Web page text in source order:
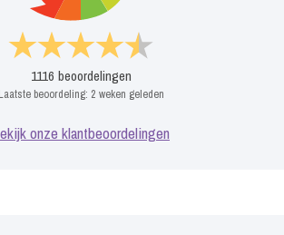
1116 beoordelingen
Laatste beoordeling: 2 weken geleden
onze klantbeoordelingen